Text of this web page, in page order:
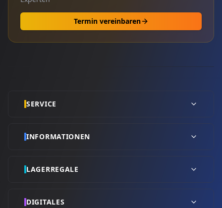
Termin vereinbaren
SERVICE
INFORMATIONEN
LAGERREGALE
DIGITALES